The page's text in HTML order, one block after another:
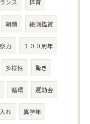
ンス 体育
朝顔 絵画鑑賞
力 １００周年
多様性 驚き
循環 運動会
れ 異学年